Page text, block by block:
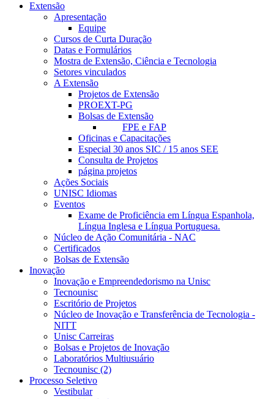
Extensão
Apresentação
Equipe
Cursos de Curta Duração
Datas e Formulários
Mostra de Extensão, Ciência e Tecnologia
Setores vinculados
A Extensão
Projetos de Extensão
PROEXT-PG
Bolsas de Extensão
FPE e FAP
Oficinas e Capacitações
Especial 30 anos SIC / 15 anos SEE
Consulta de Projetos
página projetos
Ações Sociais
UNISC Idiomas
Eventos
Exame de Proficiência em Língua Espanhola,
Língua Inglesa e Língua Portuguesa.
Núcleo de Ação Comunitária - NAC
Certificados
Bolsas de Extensão
Inovação
Inovação e Empreendedorismo na Unisc
Tecnounisc
Escritório de Projetos
Núcleo de Inovação e Transferência de Tecnologia -
NITT
Unisc Carreiras
Bolsas e Projetos de Inovação
Laboratórios Multiusuário
Tecnounisc (2)
Processo Seletivo
Vestibular